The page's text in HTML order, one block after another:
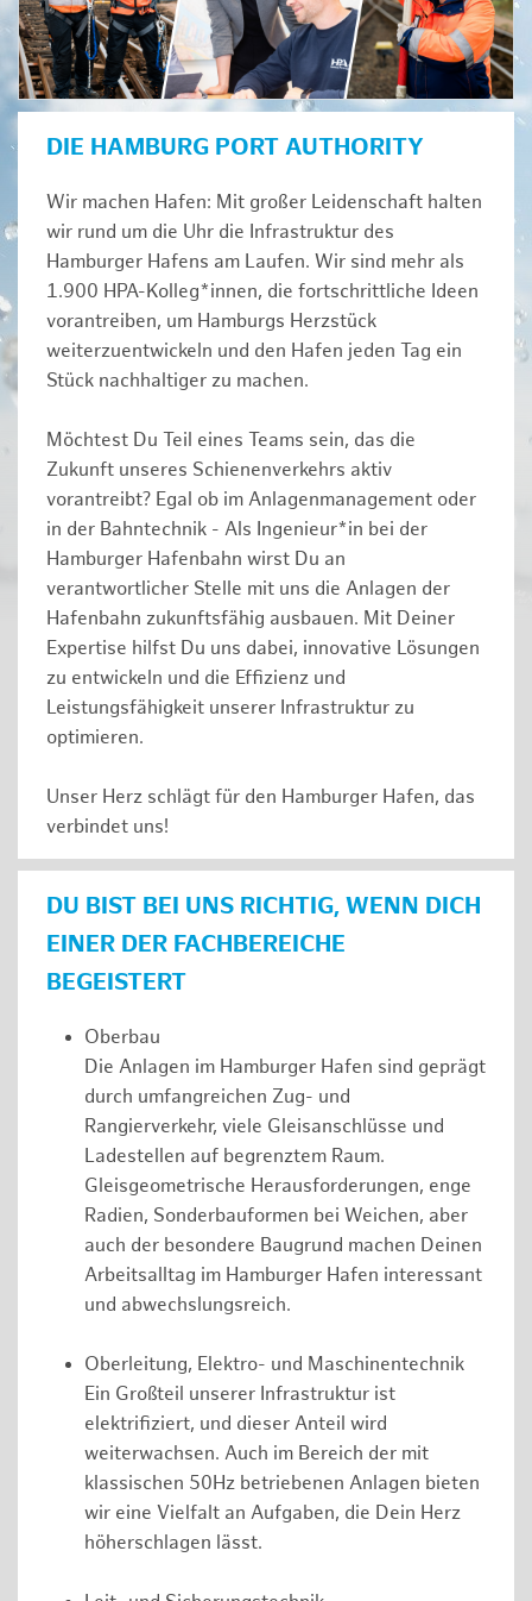
DIE HAMBURG PORT AUTHORITY
Wir machen Hafen: Mit großer Leidenschaft halten
wir rund um die Uhr die Infrastruktur des
Hamburger Hafens am Laufen. Wir sind mehr als
1.900 HPA-Kolleg*innen, die fortschrittliche Ideen
vorantreiben, um Hamburgs Herzstück
weiterzuentwickeln und den Hafen jeden Tag ein
Stück nachhaltiger zu machen.
Möchtest Du Teil eines Teams sein, das die
Zukunft unseres Schienenverkehrs aktiv
vorantreibt? Egal ob im Anlagenmanagement oder
in der Bahntechnik - Als Ingenieur*in bei der
Hamburger Hafenbahn wirst Du an
verantwortlicher Stelle mit uns die Anlagen der
Hafenbahn zukunftsfähig ausbauen. Mit Deiner
Expertise hilfst Du uns dabei, innovative Lösungen
zu entwickeln und die Effizienz und
Leistungsfähigkeit unserer Infrastruktur zu
optimieren.
Unser Herz schlägt für den Hamburger Hafen, das
verbindet uns!
DU BIST BEI UNS RICHTIG, WENN DICH
EINER DER FACHBEREICHE
BEGEISTERT
Oberbau
Die Anlagen im Hamburger Hafen sind geprägt
durch umfangreichen Zug- und
Rangierverkehr, viele Gleisanschlüsse und
Ladestellen auf begrenztem Raum.
Gleisgeometrische Herausforderungen, enge
Radien, Sonderbauformen bei Weichen, aber
auch der besondere Baugrund machen Deinen
Arbeitsalltag im Hamburger Hafen interessant
und abwechslungsreich.
Oberleitung, Elektro- und Maschinentechnik
Ein Großteil unserer Infrastruktur ist
elektrifiziert, und dieser Anteil wird
weiterwachsen. Auch im Bereich der mit
klassischen 50Hz betriebenen Anlagen bieten
wir eine Vielfalt an Aufgaben, die Dein Herz
höherschlagen lässt.